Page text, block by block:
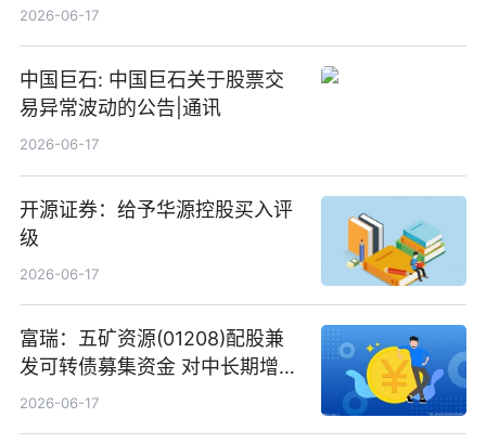
2026-06-17
中国巨石: 中国巨石关于股票交
易异常波动的公告|通讯
2026-06-17
开源证券：给予华源控股买入评
级
2026-06-17
富瑞：五矿资源(01208)配股兼
发可转债募集资金 对中长期增长
和战略定位正面|当前焦点
2026-06-17